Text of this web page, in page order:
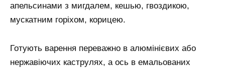
апельсинами з мигдалем, кешью, гвоздикою,
мускатним горіхом, корицею.
Готують варення переважно в алюмінієвих або
нержавіючих каструлях, а ось в емальованих